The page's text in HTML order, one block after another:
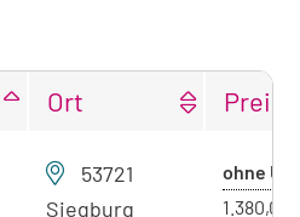
Ort Preis
53721
Siegburg
ohne Üb.
1.380,00